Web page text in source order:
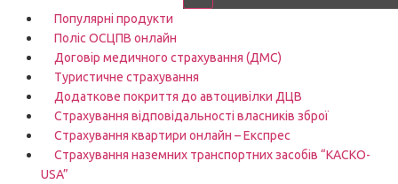
Популярні продукти
Поліс ОСЦПВ онлайн
Договір медичного страхування (ДМС)
Туристичне страхування
Додаткове покриття до автоцивілки ДЦВ
Страхування відповідальності власників зброї
Страхування квартири онлайн – Експрес
Страхування наземних транспортних засобів “КАСКО-
USA”